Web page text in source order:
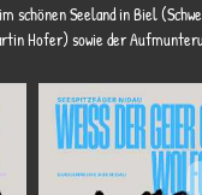
. Bei uns geht die Party erst Richtig los. Die
der Aufmunterung vieler
von Chalon sur